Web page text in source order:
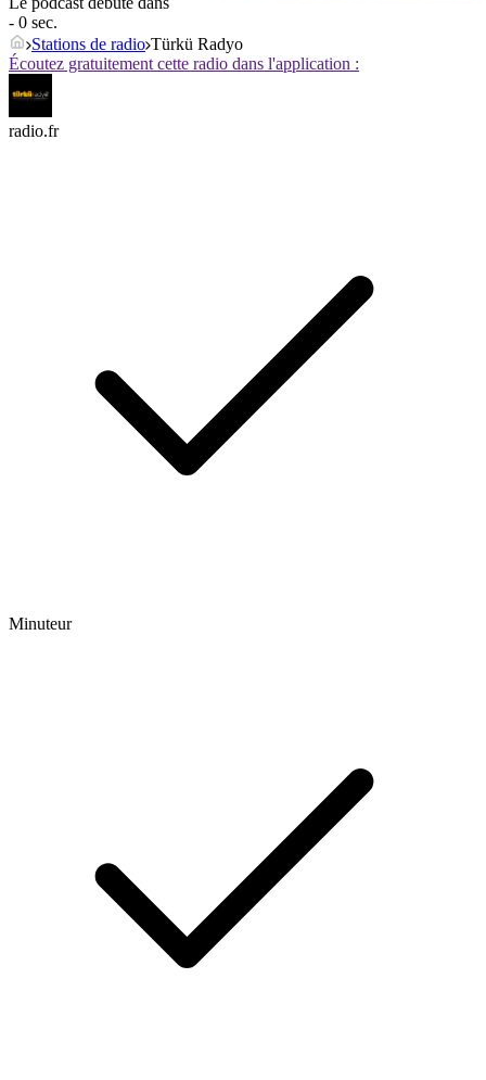
- 0 sec.
Stations de radio Türkü Radyo
Écoutez gratuitement cette radio dans l'application :
radio.fr
Minuteur